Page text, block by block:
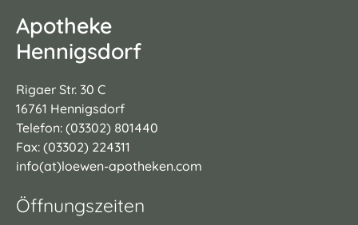
Apotheke
Hennigsdorf
Rigaer Str. 30 C
16761 Hennigsdorf
Telefon: (03302) 801440
Fax: (03302) 224311
info(at)loewen-apotheken.com
Öffnungszeiten